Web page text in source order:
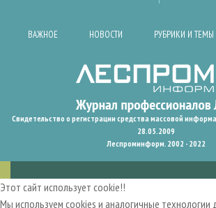
ВАЖНОЕ НОВОСТИ РУБРИКИ И ТЕМЫ
Свидетельство о регистрации средства массовой
28.05.2009
Леспроминформ. 2002 - 2022
Этот сайт использует cookie!!
Мы используем cookies и аналогичные технологии